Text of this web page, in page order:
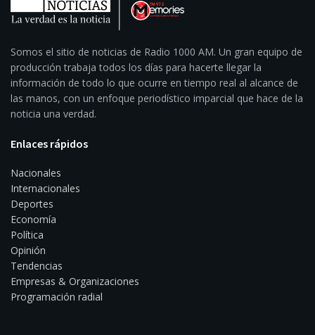
Somos el sitio de noticias de Radio 1000 AM. Un gran equipo de
producción trabaja todos los días para hacerte llegar la
información de todo lo que ocurre en tiempo real al alcance de
las manos, con un enfoque periodístico imparcial que hace de la
noticia una verdad.
Enlaces rápidos
Nacionales
Internacionales
Deportes
Economía
Política
Opinión
Tendencias
Empresas & Organizaciones
Programación radial